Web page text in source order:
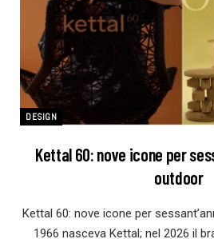
DESIGN
Kettal 60: nove icone per
outdoor
Kettal 60: nove icone per
1966 nasceva Kettal; nel 2026 il